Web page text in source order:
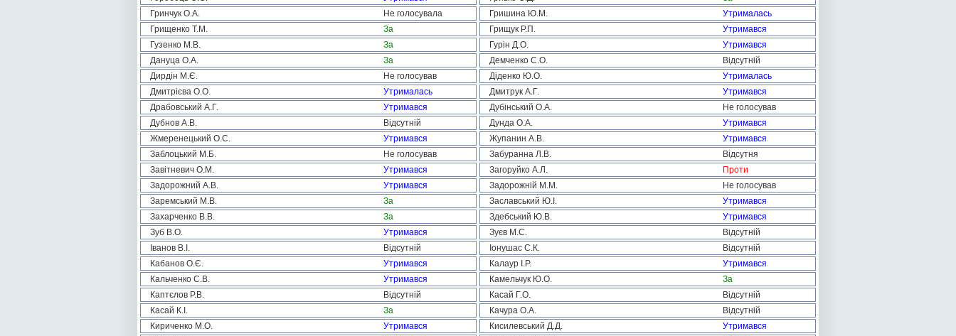
Гринчук О.А.
Не голосувала Гришина Ю.М.
Утрималась
Грищенко Т.М.
За Грищук Р.П.
Утримався
Гузенко М.В.
За Гурін Д.О.
Утримався
Дануца О.А.
За Демченко С.О.
Відсутній
Дирдін М.Є.
Не голосував Діденко Ю.О.
Утрималась
Дмитрієва О.О.
Утрималась Дмитрук А.Г.
Утримався
Драбовський А.Г.
Утримався Дубінський О.А.
Не голосував
Дубнов А.В.
Відсутній Дунда О.А.
Утримався
Жмеренецький О.С.
Утримався Жупанин А.В.
Утримався
Заблоцький М.Б.
Не голосував Забуранна Л.В.
Відсутня
Завітневич О.М.
Утримався Загоруйко А.Л.
Проти
Задорожний А.В.
Утримався Задорожній М.М.
Не голосував
Заремський М.В.
За Заславський Ю.І.
Утримався
Захарченко В.В.
За Здебський Ю.В.
Утримався
Зуб В.О.
Утримався Зуєв М.С.
Відсутній
Іванов В.І.
Відсутній Іонушас С.К.
Відсутній
Кабанов О.Є.
Утримався Калаур І.Р.
Утримався
Кальченко С.В.
Утримався Камельчук Ю.О.
За
Каптєлов Р.В.
Відсутній Касай Г.О.
Відсутній
Касай К.І.
За Качура О.А.
Відсутній
Кириченко М.О.
Утримався Кисилевський Д.Д.
Утримався